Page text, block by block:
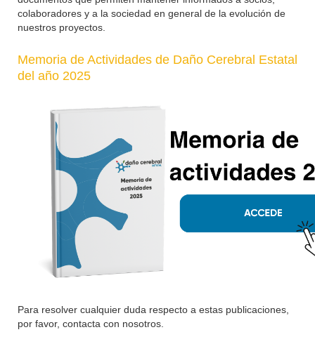
colaboradores y a la sociedad en general de la evolución de
nuestros proyectos.
Memoria de Actividades de Daño Cerebral Estatal
del año 2025
Para resolver cualquier duda respecto a estas publicaciones,
por favor, contacta con nosotros.